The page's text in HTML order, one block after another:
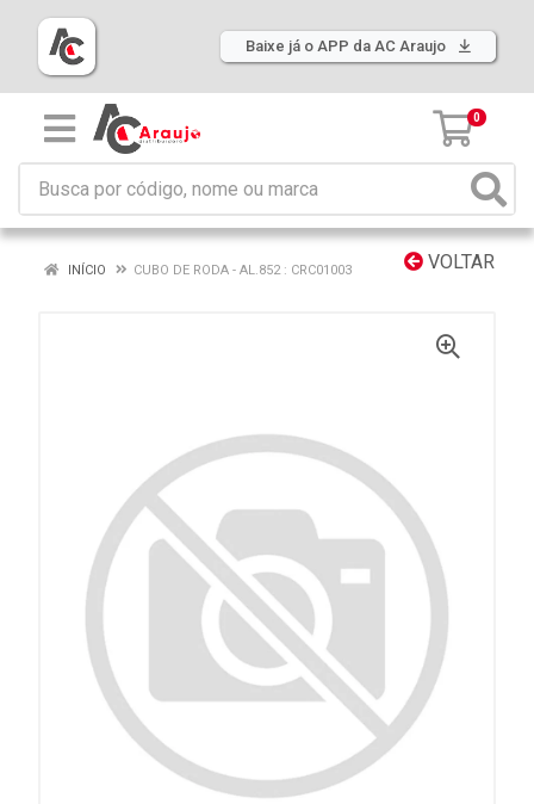
Baixe já o APP da AC Araujo
0
VOLTAR
INÍCIO CUBO DE RODA - AL.852 : CRC01003